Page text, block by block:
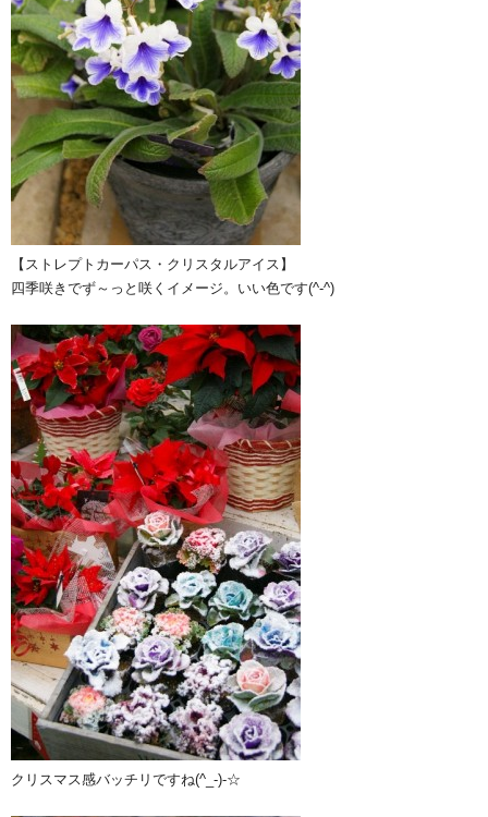
【ストレプトカーパス・クリスタルアイス】
四季咲きでず～っと咲くイメージ。いい色です(^-^)
クリスマス感バッチリですね(^_-)-☆